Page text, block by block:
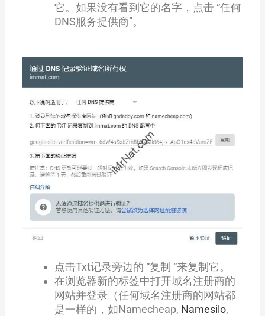
它。如果没有看到它的名字，点击 “任何
DNS服务提供商”。
点击Txt记录旁边的 “复制 “来复制它。
在浏览器新的标签中打开域名注册商的
网站并登录（任何域名注册商的网站都
是一样的，如Namecheap, Namesilo,